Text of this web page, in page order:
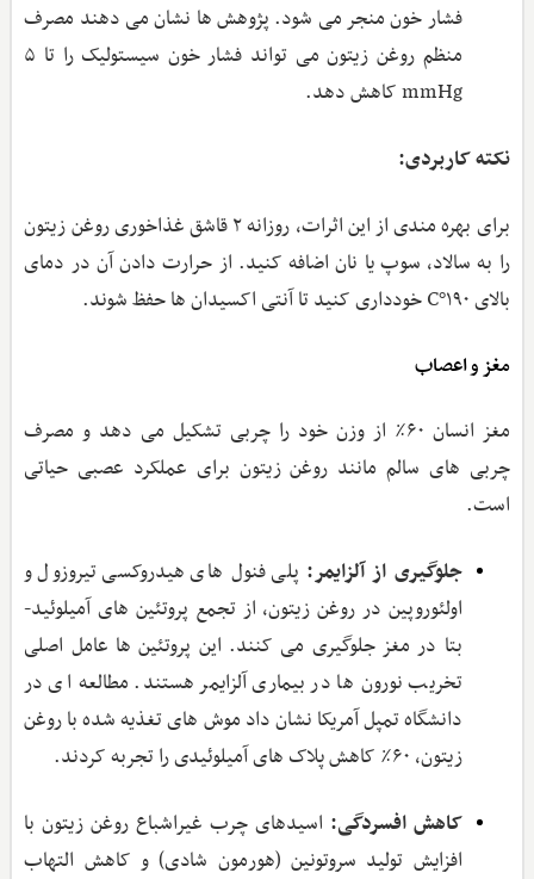
فشار خون منجر می ‌شود. پژوهش ‌ها نشان می‌ دهند مصرف
منظم روغن زیتون می ‌تواند فشار خون سیستولیک را تا ۵
mmHg کاهش دهد.
نکته کاربردی:
برای بهره‌ مندی از این اثرات، روزانه ۲ قاشق غذاخوری روغن زیتون
را به سالاد، سوپ یا نان اضافه کنید. از حرارت دادن آن در دمای
بالای ۱۹۰°C خودداری کنید تا آنتی‌ اکسیدان ‌ها حفظ شوند.
مغز و اعصاب
مغز انسان ۶۰٪ از وزن خود را چربی تشکیل می‌ دهد و مصرف
چربی ‌های سالم مانند روغن زیتون برای عملکرد عصبی حیاتی
است.
جلوگیری از آلزایمر: پلی ‌فنول‌ های هیدروکسی ‌تیروزول و
اولئوروپین در روغن زیتون، از تجمع پروتئین ‌های آمیلوئید-
بتا در مغز جلوگیری می‌ کنند. این پروتئین ‌ها عامل اصلی
تخریب نورون‌ ها در بیماری آلزایمر هستند. مطالعه‌ ای در
دانشگاه تمپل آمریکا نشان داد موش ‌های تغذیه‌ شده با روغن
زیتون، ۶۰٪ کاهش پلاک ‌های آمیلوئیدی را تجربه کردند.
کاهش افسردگی: اسیدهای چرب غیراشباع روغن زیتون با
افزایش تولید سروتونین (هورمون شادی) و کاهش التهاب